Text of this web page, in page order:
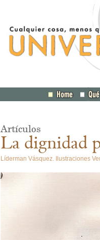
Artículos
La dignidad
Líderman Vásquez. Ilustraciones